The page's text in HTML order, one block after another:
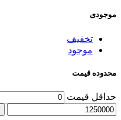
موجودی
تخفیف
موجود
محدوده قیمت
حداقل قیمت